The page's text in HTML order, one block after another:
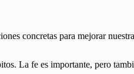
concretas para mejorar
La fe es importante, pero